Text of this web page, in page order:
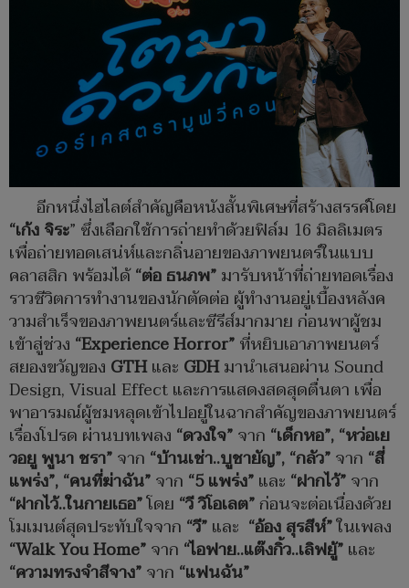
อีกหนึ่งไฮไลต์สำคัญคือหนังสั้นพิเศษที่สร้างสรรค์โดย
“เก้ง จิระ” ซึ่งเลือกใช้การถ่ายทำด้วยฟิล์ม 16 มิลลิเมตร
เพื่อถ่ายทอดเสน่ห์และกลิ่นอายของภาพยนตร์ในแบบ
คลาสสิก พร้อมได้“ต่อ ธนภพ”มารับหน้าที่ถ่ายทอดเรื่อง
ราวชีวิตการทำงานของนักตัดต่อ ผู้ทำงานอยู่เบื้องหลังค
วามสำเร็จของภาพยนตร์และซีรีส์มากมาย ก่อนพาผู้ชม
เข้าสู่ช่วง “Experience Horror”ที่หยิบเอาภาพยนตร์
สยองขวัญของ GTHและ GDHมานำเสนอผ่าน Sound
Design, Visual Effect และการแสดงสดสุดตื่นตา เพื่อ
พาอารมณ์ผู้ชมหลุดเข้าไปอยู่ในฉากสำคัญของภาพยนตร์
เรื่องโปรด ผ่านบทเพลง “ดวงใจ”จาก “เด็กหอ”, “หว่อเย
วอยู พูนา ชรา”จาก “บ้านเช่า..บูชายัญ”,“กลัว”จาก “สี่
แพร่ง”, “คนที่ฆ่าฉัน”จาก “5แพร่ง”และ “ฝากไว้”จาก
“ฝากไว้..ในกายเธอ”โดย “วี วิโอเลต”ก่อนจะต่อเนื่องด้วย
โมเมนต์สุดประทับใจจาก “วี”และ “อ้อง สุรสีห์”ในเพลง
“Walk You Home”จาก “ไอฟาย..แต๊งกิ้ว..เลิฟยู้”และ
“ความทรงจำสีจาง”จาก “แฟนฉัน”